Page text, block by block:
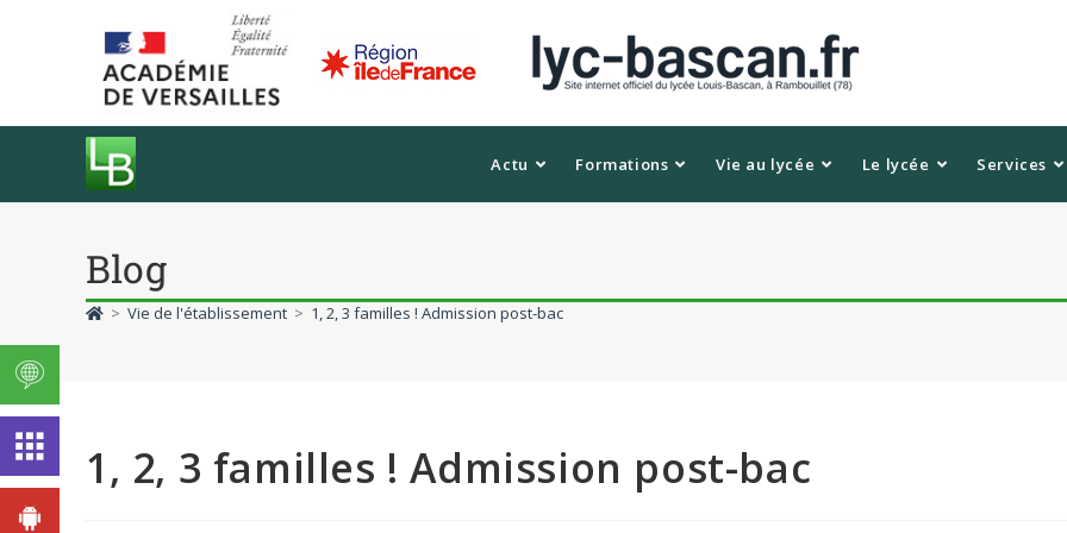
Actu Formations Vie au lycée Le lycée Services
Blog
> Vie de l'établissement > 1, 2, 3 familles ! Admission post-bac
1, 2, 3 familles ! Admission post-bac